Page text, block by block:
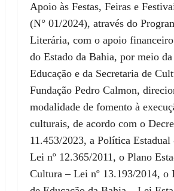
Apoio às Festas, Feiras e
(N° 01/2024), através do
Literária, com o apoio
do Estado da Bahia, por meio
Educação e da Secretaria de
Fundação Pedro Calmon,
modalidade de fomento à
culturais, de acordo com o
11.453/2023, a Política
Lei nº 12.365/2011, o Plano
Cultura – Lei nº 13.193/2014, o